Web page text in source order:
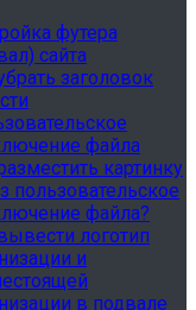
футера
сайта
заголовок
файла
картинку
пользовательское
файла?
логотип
и
в подвале